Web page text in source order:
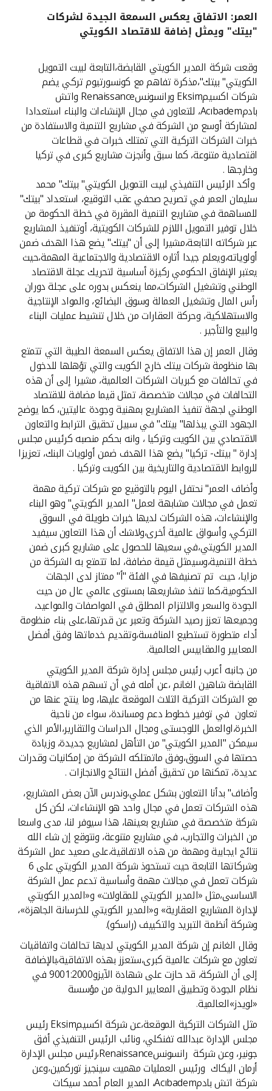
القنوات المصرفية
خدمات ما بعد البيع
اتصل بنا
مواقع الفروع وأجهزة الصرف الآلي
ألمانيا
ماليزيا
تركيا
مصر
المملكة المتحدة
مملكة البحرين
العمر: الاتفاق يعكس السمعة الجيدة لشركات
"بيتك" ويمثل إضافة للاقتصاد الكويتي
وقعت شركة المدير الكويتي القابضة،التابعة لبيت التمويل
الكويتي" بيتك"،مذكرة تفاهم مع كونسورتيوم تركي يضم
شركات اكسيمEksim ورانسونسRenaissance واتش
بادمAcıbadem، للتعاون في مجال الإنشاءات والبناء استعدادا
لمشاركة أوسع من الشركة في مشاريع التنمية والاستفادة من
خبرات الشركات التركية التي تمتلك خبرات في قطاعات
اقتصادية متنوعة، كما سبق وأنجزت مشاريع كبرى في تركيا
وخارجها .
وأكد الرئيس التنفيذي لبيت التمويل الكويتي" بيتك" محمد
سليمان العمر في تصريح صحفي عقب التوقيع، استعداد "بيتك"
للمساهمة في مشاريع التنمية المقررة في خطة الحكومة من
خلال توفير التمويل اللازم للشركات الكويتية، أوتنفيذ المشاريع
عبر شركاته التابعة،مشيرا إلى أن "بيتك" يضع هذا الهدف ضمن
أولوياته،ويعلم جيدا أثاره الاقتصادية والاجتماعية المهمة،حيث
يعتبر الإنفاق الحكومي ركيزة أساسية لتحريك عجلة الاقتصاد
الوطني وتشغيل الشركات،مما ينعكس بدوره على عجلة دوران
رأس المال وتشغيل العمالة وسوق البضائع، والمواد الإنتاجية
والاستهلاكية، وحركة العقارات من خلال تنشيط عمليات البناء
والبيع والتأجير .
وقال العمر إن هذا الاتفاق يعكس السمعة الطيبة التي تتمتع
بها منظومة شركات بيتك خارج الكويت والتي تؤهلها للدخول
في تحالفات مع كبريات الشركات العالمية، مشيرا إلى أن هذه
التحالفات في مجالات متخصصة، تمثل قيما مضافة للاقتصاد
الوطني لجهة تنفيذ المشاريع بمهنية وجودة عاليتين، كما يوضح
الجهود التي يبذلها" بيتك" في سبيل تحقيق الترابط والتعاون
الاقتصادي بين الكويت وتركيا ، وانه بحكم منصبه كرئيس مجلس
إدارة " بيتك- تركيا" يضع هذا الهدف ضمن أولويات البنك، تعزيزا
للروابط الاقتصادية والتاريخية بين الكويت وتركيا .
وأضاف العمر" نحتفل اليوم بالتوقيع مع شركات تركية مهمة
تعمل في مجالات مشابهة لعمل" المدير الكويتي" وهو البناء
والإنشاءات، هذه الشركات لديها خبرات طويلة في السوق
التركي، وأسواق عالمية أخرى،ولاشك أن هذا التعاون سيفيد
المدير الكويتي،في سعيها للحصول على مشاريع كبرى ضمن
خطة التنمية،وسيمثل قيمة مضافة، لما تتمتع به الشركة من
مزايا، حيث تم تصنيفها في الفئة "أ" ممتاز لدى الجهات
الحكومية،كما تنفذ مشاريعها بمستوى عالمي عال من حيث
الجودة والسعر والالتزام المطلق في المواصفات والمواعيد،
وجميعها تعزز رصيد الشركة وتعبر عن قدرتها،على بناء منظومة
أداء متطورة تستطيع المنافسة،وتقديم خدماتها وفق أفضل
المعايير والمقاييس العالمية.
من جانبه أعرب رئيس مجلس إدارة شركة المدير الكويتي
القابضة شاهين الغانم ،عن أمله في أن تسهم هذه الاتفاقية
مع الشركات التركية الثلاث الموقعة عليها، وما ينتج عنها من
تعاون في توفير خطوط دعم ومساندة، سواء من ناحية
الخبرة،اوالعمل اللوجستى ومجال الدراسات والتقارير،الأمر الذي
سيمكن "المدير الكويتي" من التأهل لمشاريع جديدة، وزيادة
حصتها في السوق،وفق ماتمتلكه الشركة من إمكانيات وقدرات
عديدة، تمكنها من تحقيق أفضل النتائج والانجازات .
وأضاف" بدأنا التعاون بشكل عملي،وندرس الآن بعض المشاريع،
هذه الشركات تعمل في مجال واحد هو الإنشاءات، لكن كل
شركة متخصصة في مشاريع بعينها، هذا سيوفر لنا، مدى واسعا
من الخبرات والتجارب، في مشاريع متنوعة، ونتوقع إن شاء الله
نتائج ايجابية ومهمة من هذه الاتفاقية،على صعيد عمل الشركة
وشركاتها التابعة حيث تستحوذ شركة المدير الكويتي على 6
شركات تعمل في مجالات مهمة وأساسية تدعم عمل الشركة
الاساسى،مثل «المدير الكويتي للمقاولات» و«المدير الكويتي
لإدارة المشاريع العقارية» و«المدير الكويتي للخرسانة الجاهزة»،
وشركة أنظمة التبريد والتكييف (راسكو).
وقال الغانم إن شركة المدير الكويتي لديها تحالفات واتفاقيات
تعاون مع شركات عالمية كبرى،ستعزز بهذه الاتفاقية،بالإضافة
إلى أن الشركة، قد حازت على شهادة الآيزو9001:2000 في
نظام الجودة وتطبيق المعايير الدولية من مؤسسة
«لويدز»العالمية.
مثل الشركات التركية الموقعة،عن شركة اكسيمEksim رئيس
مجلس الإدارة عبدالله تفنكلي، ونائب الرئيس التنفيذي أفق
جونير، وعن شركة رانسونسRenaissance،رئيس مجلس الإدارة
أرمان اليكاك ورئيس العمليات مهميت سينجيز توركمين،وعن
شركة اتش بادمAcıbadem، المدير العام أحمد سيكات